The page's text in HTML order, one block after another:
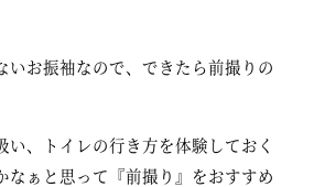
いお振袖なので、できたら前撮りの
い、トイレの行き方を体験しておく
なぁと思って『前撮り』をおすすめ